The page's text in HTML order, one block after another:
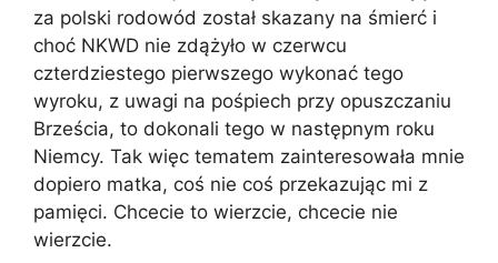
za polski rodowód został skazany na śmierć i
choć NKWD nie zdążyło w czerwcu
czterdziestego pierwszego wykonać tego
wyroku, z uwagi na pośpiech przy opuszczaniu
Brześcia, to dokonali tego w następnym roku
Niemcy. Tak więc tematem zainteresowała mnie
dopiero matka, coś nie coś przekazując mi z
pamięci. Chcecie to wierzcie, chcecie nie
wierzcie.